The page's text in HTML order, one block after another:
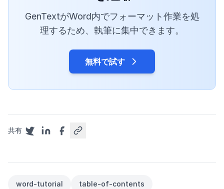
GenTextがWord内でフォーマット作業を処
理するため、執筆に集中できます。
無料で試す
共有
word-tutorial table-of-contents